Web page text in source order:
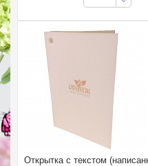
Открытка с текстом